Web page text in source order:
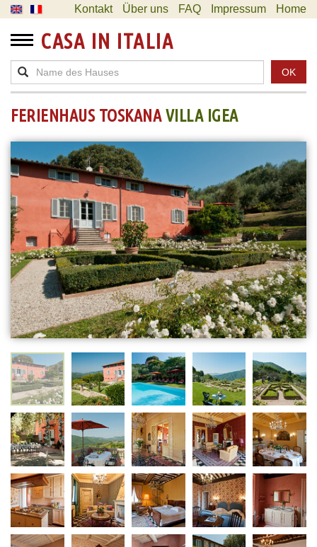
Kontakt Über uns FAQ Impressum Home
CASA IN ITALIA
OK
FERIENHAUS TOSKANAVILLA IGEA